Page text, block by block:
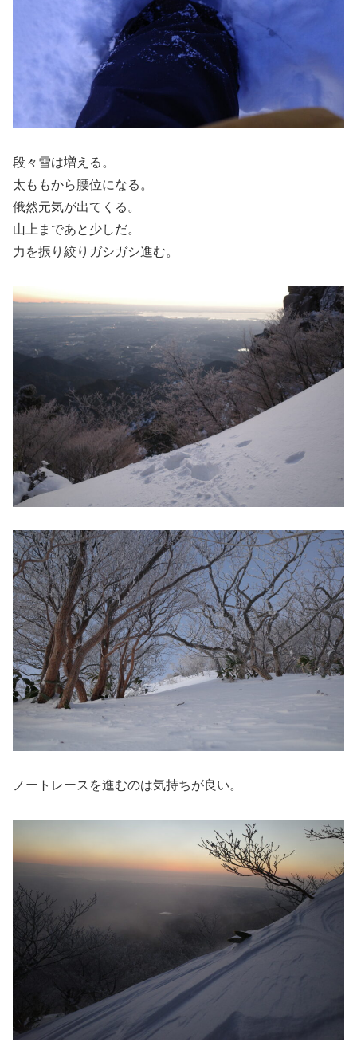
段々雪は増える。
太ももから腰位になる。
俄然元気が出てくる。
山上まであと少しだ。
力を振り絞りガシガシ進む。
ノートレースを進むのは気持ちが良い。